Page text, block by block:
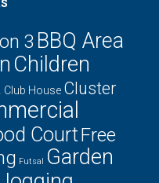
3 BBQ Area
Children
Club House Cluster
CourtFree
Futsal Garden